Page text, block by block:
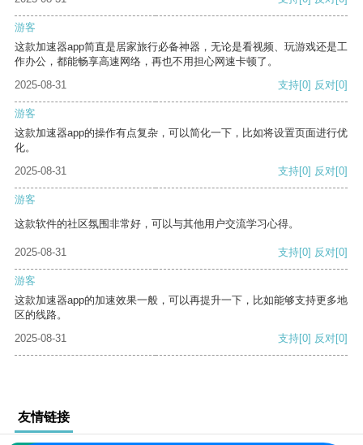
游客
这款加速器app简直是居家旅行必备神器，无论是看视频、玩游戏还是工
作办公，都能畅享高速网络，再也不用担心网速卡顿了。
2025-08-31
支持[0] 反对[0]
游客
这款加速器app的操作有点复杂，可以简化一下，比如将设置页面进行优
化。
2025-08-31
支持[0] 反对[0]
游客
这款软件的社区氛围非常好，可以与其他用户交流学习心得。
2025-08-31 支持[0] 反对[0]
游客
这款加速器app的加速效果一般，可以再提升一下，比如能够支持更多地
区的线路。
2025-08-31
支持[0] 反对[0]
友情链接